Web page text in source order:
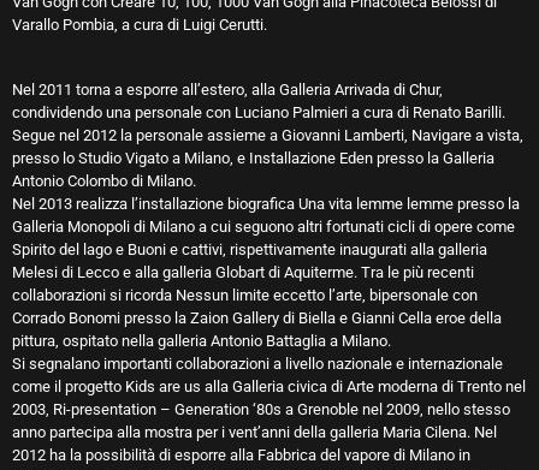
Varallo Pombia, a cura di Luigi Cerutti.
Nel 2011 torna a esporre all’estero, alla Galleria Arrivada di Chur,
condividendo una personale con Luciano Palmieri a cura di Renato Barilli.
Segue nel 2012 la personale assieme a Giovanni Lamberti, Navigare a vista,
presso lo Studio Vigato a Milano, e Installazione Eden presso la Galleria
Antonio Colombo di Milano.
Nel 2013 realizza l’installazione biografica Una vita lemme lemme presso la
Galleria Monopoli di Milano a cui seguono altri fortunati cicli di opere come
Spirito del lago e Buoni e cattivi, rispettivamente inaugurati alla galleria
Melesi di Lecco e alla galleria Globart di Aquiterme. Tra le più recenti
collaborazioni si ricorda Nessun limite eccetto l’arte, bipersonale con
Corrado Bonomi presso la Zaion Gallery di Biella e Gianni Cella eroe della
pittura, ospitato nella galleria Antonio Battaglia a Milano.
Si segnalano importanti collaborazioni a livello nazionale e internazionale
come il progetto Kids are us alla Galleria civica di Arte moderna di Trento nel
2003, Ri-presentation – Generation ‘80s a Grenoble nel 2009, nello stesso
anno partecipa alla mostra per i vent’anni della galleria Maria Cilena. Nel
2012 ha la possibilità di esporre alla Fabbrica del vapore di Milano in